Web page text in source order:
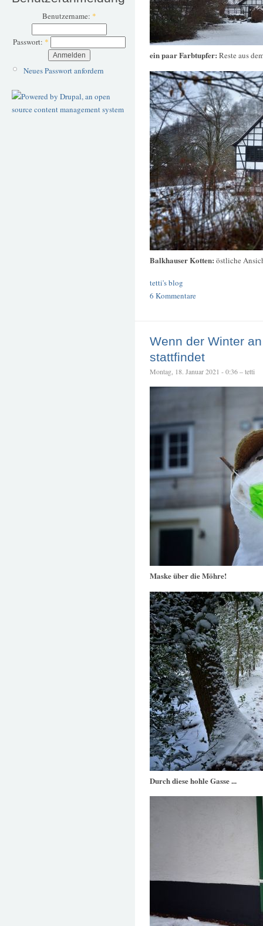
Benutzername: *
Passwort: *
Neues Passwort anfordern
ein paar Farbtupfer: Reste aus
Balkhauser Kotten: östliche
tetti's blog
6 Kommentare
Wenn der Winter
stattfindet
Montag, 18. Januar 2021 - 0:36 – tetti
Maske über die Möhre!
Durch diese hohle Gasse ...